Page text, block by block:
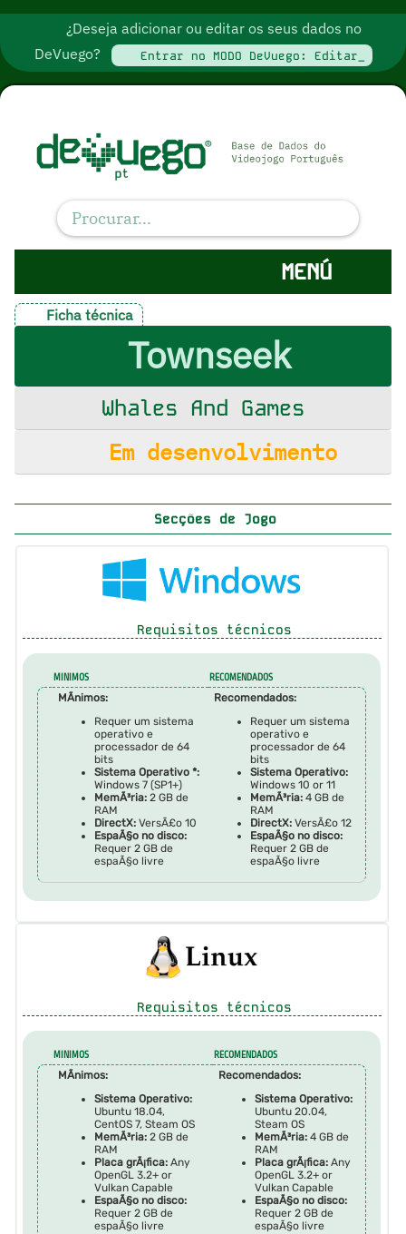
¿Deseja adicionar ou editar os seus dados no
DeVuego?
Entrar no MODO DeVuego: Editar_
MENÚ
Ficha técnica
Townseek
Whales And Games
Em desenvolvimento
Secções de Jogo
Requisitos técnicos
MINIMOS RECOMENDADOS
MÃ­nimos:
Requer um sistema
operativo e
processador de 64
bits
Sistema Operativo *:
Windows 7 (SP1+)
MemÃ³ria: 2 GB de
RAM
DirectX: VersÃ£o 10
EspaÃ§o no disco:
Requer 2 GB de
espaÃ§o livre
Recomendados:
Requer um sistema
operativo e
processador de 64
bits
Sistema Operativo:
Windows 10 or 11
MemÃ³ria: 4 GB de
RAM
DirectX: VersÃ£o 12
EspaÃ§o no disco:
Requer 2 GB de
espaÃ§o livre
Requisitos técnicos
MINIMOS RECOMENDADOS
MÃ­nimos:
Sistema Operativo:
Ubuntu 18.04,
CentOS 7, Steam OS
MemÃ³ria: 2 GB de
RAM
Placa grÃ¡fica: Any
OpenGL 3.2+ or
Vulkan Capable
EspaÃ§o no disco:
Requer 2 GB de
espaÃ§o livre
Recomendados:
Sistema Operativo:
Ubuntu 20.04,
Steam OS
MemÃ³ria: 4 GB de
RAM
Placa grÃ¡fica: Any
OpenGL 3.2+ or
Vulkan Capable
EspaÃ§o no disco:
Requer 2 GB de
espaÃ§o livre